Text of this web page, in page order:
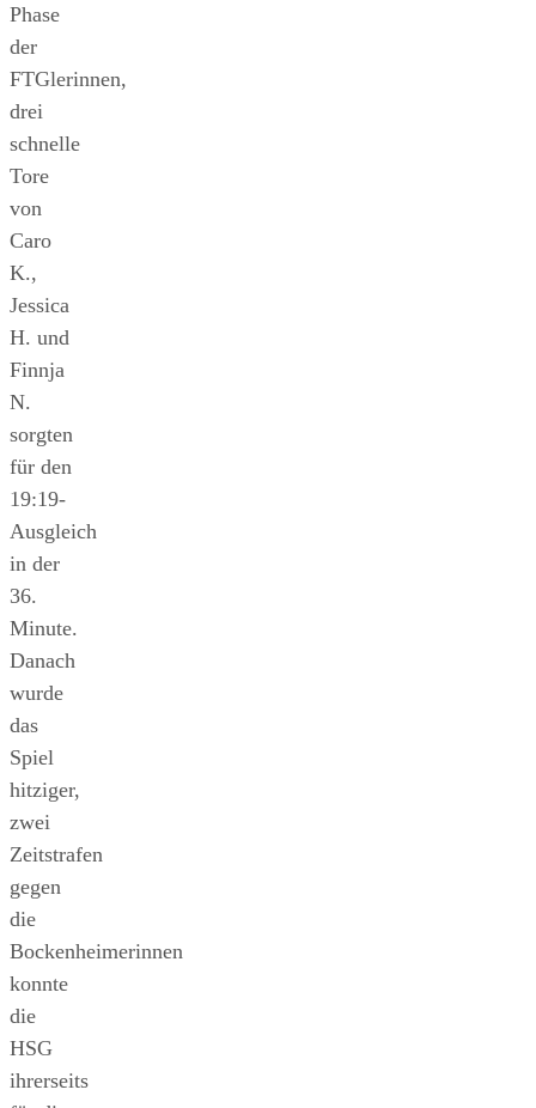
Phase
der
FTGlerinnen,
drei
schnelle
Tore
von
Caro
K.,
Jessica
H. und
Finnja
N.
sorgten
für den
19:19-
Ausgleich
in der
36.
Minute.
Danach
wurde
das
Spiel
hitziger,
zwei
Zeitstrafen
gegen
die
Bockenheimerinnen
konnte
die
HSG
ihrerseits